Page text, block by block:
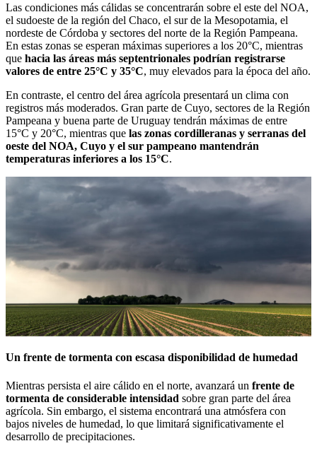
Las condiciones más cálidas se concentrarán sobre el este del NOA,
el sudoeste de la región del Chaco, el sur de la Mesopotamia, el
nordeste de Córdoba y sectores del norte de la Región Pampeana.
En estas zonas se esperan máximas superiores a los 20°C, mientras
que hacia las áreas más septentrionales podrían registrarse
valores de entre 25°C y 35°C, muy elevados para la época del año.
En contraste, el centro del área agrícola presentará un clima con
registros más moderados. Gran parte de Cuyo, sectores de la Región
Pampeana y buena parte de Uruguay tendrán máximas de entre
15°C y 20°C, mientras que las zonas cordilleranas y serranas del
oeste del NOA, Cuyo y el sur pampeano mantendrán
temperaturas inferiores a los 15°C.
Un frente de tormenta con escasa disponibilidad de humedad
Mientras persista el aire cálido en el norte, avanzará un frente de
tormenta de considerable intensidad sobre gran parte del área
agrícola. Sin embargo, el sistema encontrará una atmósfera con
bajos niveles de humedad, lo que limitará significativamente el
desarrollo de precipitaciones.